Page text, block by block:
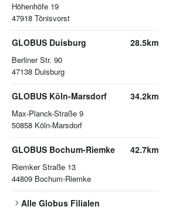
Höhenhöfe 19
47918 Tönisvorst
GLOBUS Duisburg
Berliner Str. 90
47138 Duisburg
28.5km
GLOBUS Köln-Marsdorf
Max-Planck-Straße 9
50858 Köln-Marsdorf
34.2km
GLOBUS Bochum-Riemke
Riemker Straße 13
44809 Bochum-Riemke
42.7km
Alle Globus Filialen